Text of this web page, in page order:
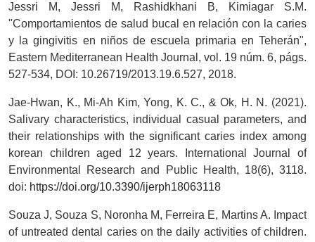
Jessri M, Jessri M, Rashidkhani B, Kimiagar S.M.
"Comportamientos de salud bucal en relación con la caries
y la gingivitis en niños de escuela primaria en Teherán",
Eastern Mediterranean Health Journal, vol. 19 núm. 6, págs.
527-534, DOI: 10.26719/2013.19.6.527, 2018.
Jae-Hwan, K., Mi-Ah Kim, Yong, K. C., & Ok, H. N. (2021).
Salivary characteristics, individual casual parameters, and
their relationships with the significant caries index among
korean children aged 12 years. International Journal of
Environmental Research and Public Health, 18(6), 3118.
doi: https://doi.org/10.3390/ijerph18063118
Souza J, Souza S, Noronha M, Ferreira E, Martins A. Impact
of untreated dental caries on the daily activities of children.